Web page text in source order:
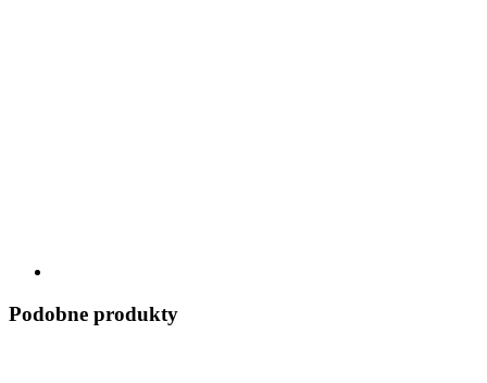
Podobne produkty